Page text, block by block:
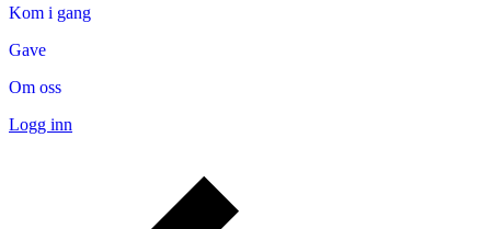
Kom i gang
Gave
Om oss
Logg inn